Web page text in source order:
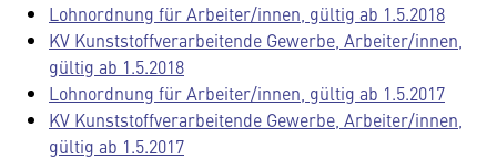
Lohnordnung für Arbeiter/innen, gültig ab 1.5.2018
KV Kunststoffverarbeitende Gewerbe, Arbeiter/innen,
gültig ab 1.5.2018
Lohnordnung für Arbeiter/innen, gültig ab 1.5.2017
KV Kunststoffverarbeitende Gewerbe, Arbeiter/innen,
gültig ab 1.5.2017